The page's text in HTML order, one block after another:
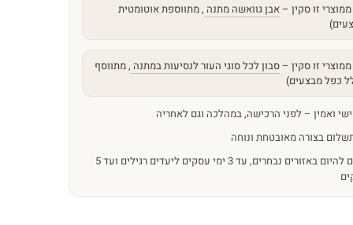
זו סקין – אבן גוואשה מתנה, מתווספת אוטומטית להזמנה
זו סקין – סבון לכל סוגי העור לנסיעות במתנה, מתווסף
כפל מבצעים)
ואמין – לפני הרכישה, במהלכה וגם לאחריה
בצורה מאובטחת ונוחה
משלוחים מהירים – מהיום להיום באזורים נבחרים, עד 3 ימי עסקים ליעדים רגילים ועד 5 ימי עסקים